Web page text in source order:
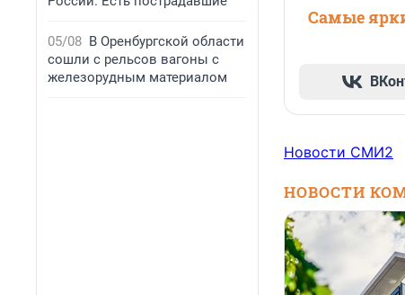
05/08 В Оренбургской области
сошли с рельсов вагоны с
железорудным материалом
Самые
Новости СМИ2
НОВОСТИ